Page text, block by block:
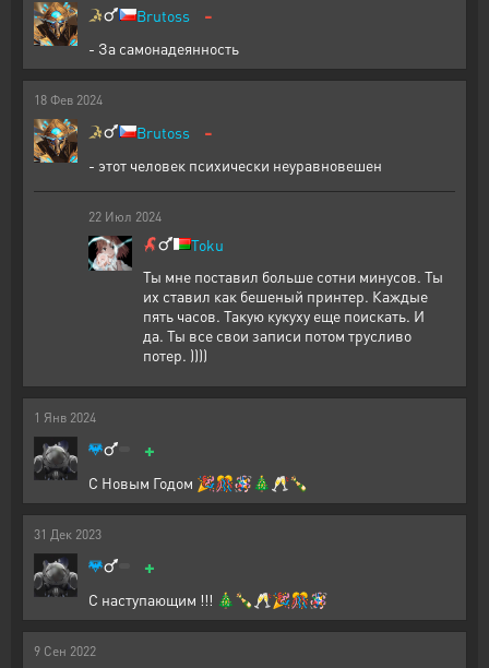
Brutoss -
- За самонадеянность
18 Фев 2024
Brutoss -
- этот человек психически неуравновешен
22 Июл 2024
Toku
Ты мне поставил больше сотни минусов. Ты
их ставил как бешеный принтер. Каждые
пять часов. Такую кукуху еще поискать. И
да. Ты все свои записи потом трусливо
потер. ))))
1 Янв 2024
+
С Новым Годом 🎉🎊🪅🎄🥂🍾
31 Дек 2023
+
С наступающим !!! 🎄🍾🥂🎉🎊🪅
9 Сен 2022